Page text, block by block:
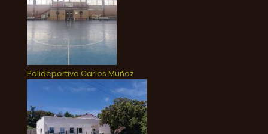
Polideportivo Carlos Muñoz